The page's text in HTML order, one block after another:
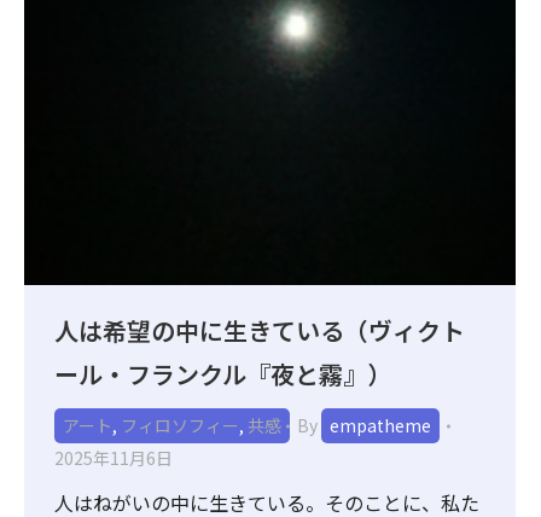
人は希望の中に生きている（ヴィクト
ール・フランクル『夜と霧』）
アート, フィロソフィー, 共感 By empatheme
2025年11月6日
人はねがいの中に生きている。そのことに、私た